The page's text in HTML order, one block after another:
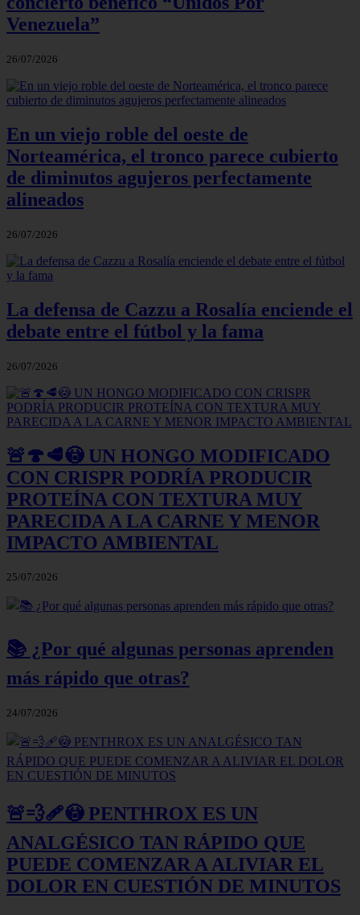
Venezuela”
26/07/2026
En un viejo roble del oeste de
Norteamérica, el tronco parece cubierto
de diminutos agujeros perfectamente
alineados
26/07/2026
La defensa de Cazzu a Rosalía enciende el
debate entre el fútbol y la fama
26/07/2026
🚨🍄🥩😳 UN HONGO MODIFICADO
CON CRISPR PODRÍA PRODUCIR
PROTEÍNA CON TEXTURA MUY
PARECIDA A LA CARNE Y MENOR
IMPACTO AMBIENTAL
25/07/2026
📚 ¿Por qué algunas personas aprenden
más rápido que otras?
24/07/2026
🚨💨🩹😳 PENTHROX ES UN
ANALGÉSICO TAN RÁPIDO QUE
PUEDE COMENZAR A ALIVIAR EL
DOLOR EN CUESTIÓN DE MINUTOS